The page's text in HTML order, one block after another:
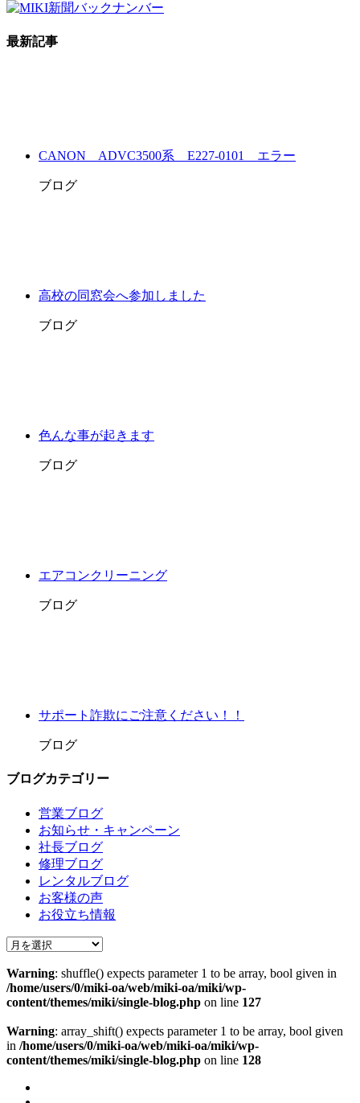
最新記事
CANON ADVC3500系 E227-0101 エラー
ブログ
高校の同窓会へ参加しました
ブログ
色んな事が起きます
ブログ
エアコンクリーニング
ブログ
サポート詐欺にご注意ください！！
ブログ
ブログカテゴリー
営業ブログ
お知らせ・キャンペーン
社長ブログ
修理ブログ
レンタルブログ
お客様の声
お役立ち情報
Warning: shuffle() expects parameter 1 to be array, bool given in
/home/users/0/miki-oa/web/miki-oa/miki/wp-
content/themes/miki/single-blog.php on line 127
Warning: array_shift() expects parameter 1 to be array, bool given
in /home/users/0/miki-oa/web/miki-oa/miki/wp-
content/themes/miki/single-blog.php on line 128